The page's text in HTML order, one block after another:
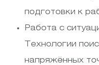
подготовки к
Работа с
Технологии
напряжённых